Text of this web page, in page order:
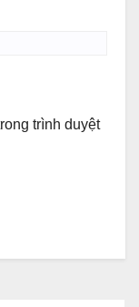
trình duyệt